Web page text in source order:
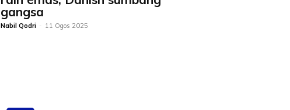
gangsa
Nabil Qodri - 11 Ogos 2025